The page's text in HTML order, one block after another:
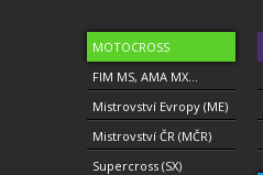
MOTOCROSS
FIM MS, AMA MX...
Mistrovství Evropy (ME)
Mistrovství ČR (MČR)
Supercross (SX)